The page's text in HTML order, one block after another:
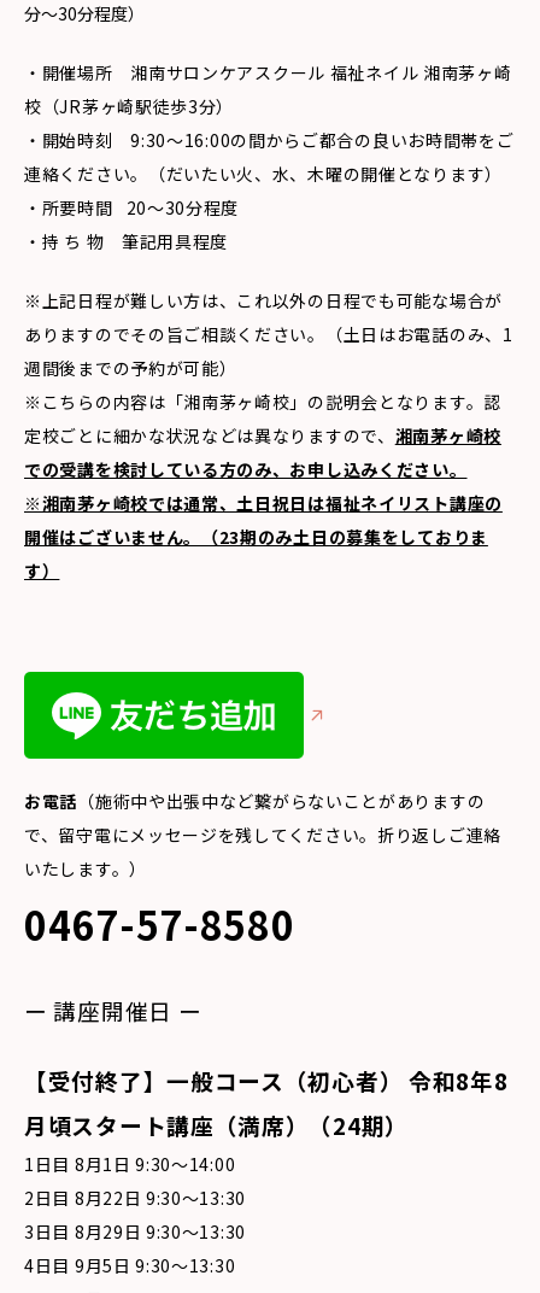
分〜30分程度）
・開催場所 湘南サロンケアスクール 福祉ネイル 湘南茅ヶ崎
校（JR茅ヶ崎駅徒歩3分）
・開始時刻 9:30〜16:00の間からご都合の良いお時間帯をご
連絡ください。（だいたい火、水、木曜の開催となります）
・所要時間 20〜30分程度
・持 ち 物 筆記用具程度
※上記日程が難しい方は、これ以外の日程でも可能な場合が
ありますのでその旨ご相談ください。（土日はお電話のみ、1
週間後までの予約が可能）
※こちらの内容は「湘南茅ヶ崎校」の説明会となります。認
定校ごとに細かな状況などは異なりますので、 湘南茅ヶ崎校
での受講を検討している方のみ、お申し込みください。
※湘南茅ヶ崎校では通常、土日祝日は福祉ネイリスト講座の
開催はございません。（23期のみ土日の募集をしておりま
す）
お電話 （施術中や出張中など繋がらないことがありますの
で、留守電にメッセージを残してください。折り返しご連絡
いたします。）
0467-57-8580
ー 講座開催日 ー
【受付終了】一般コース（初心者） 令和8年8
月頃スタート講座（満席）（24期）
1日目 8月1日 9:30〜14:00
2日目 8月22日 9:30〜13:30
3日目 8月29日 9:30〜13:30
4日目 9月5日 9:30〜13:30